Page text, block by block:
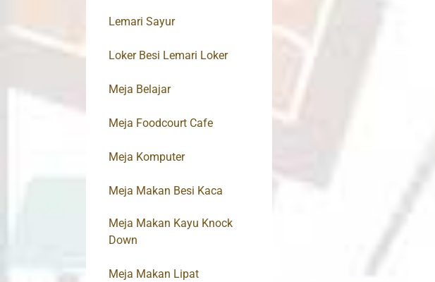
Lemari Sayur
Loker Besi Lemari Loker
Meja Belajar
Meja Foodcourt Cafe
Meja Komputer
Meja Makan Besi Kaca
Meja Makan Kayu Knock
Down
Meja Makan Lipat